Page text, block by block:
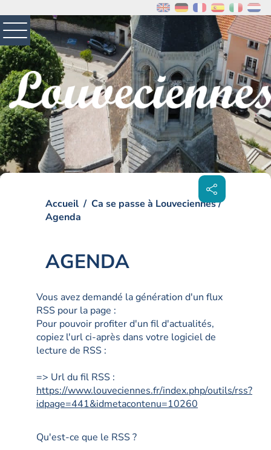
MENU
PRINCIPAL
Visiter la page accueil du site de Louveciennes
Accueil
Ca se passe à Louveciennes
Agenda
Partager
sur les
réseaux
sociaux
AGENDA
Vous avez demandé la génération d'un flux
RSS pour la page :
Pour pouvoir profiter d'un fil d'actualités,
copiez l'url ci-après dans votre logiciel de
lecture de RSS :
=> Url du fil RSS :
https://www.louveciennes.fr/index.php/outils/rss?
idpage=441&idmetacontenu=10260
Qu'est-ce que le RSS ?